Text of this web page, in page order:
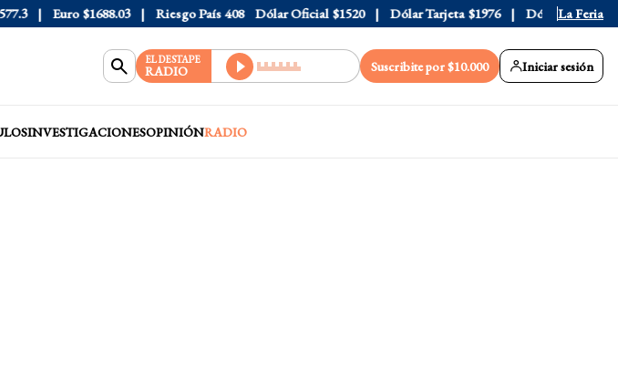
Euro $1688.03 Riesgo País 408 Dólar Oficial $1520 Dólar Tarjeta $1976 Dólar Blue $1530
La Feria
EL DESTAPE
RADIO Suscribite por $10.000 Iniciar sesión
INVESTIGACIONESOPINIÓNRADIO